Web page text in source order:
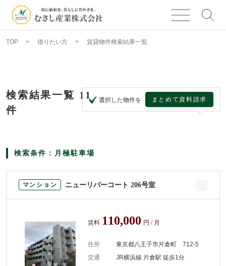
TOP 借りたい方 賃貸物件検索結果一覧
検索結果一覧 11
件
選択した物件を まとめて資料請求
検索条件：月極駐車場
マンション ニューリバーコート 206号室
賃料 110,000 円 / 月
住所
東京都八王子市片倉町 712-5
交通
JR横浜線 片倉駅 徒歩1分